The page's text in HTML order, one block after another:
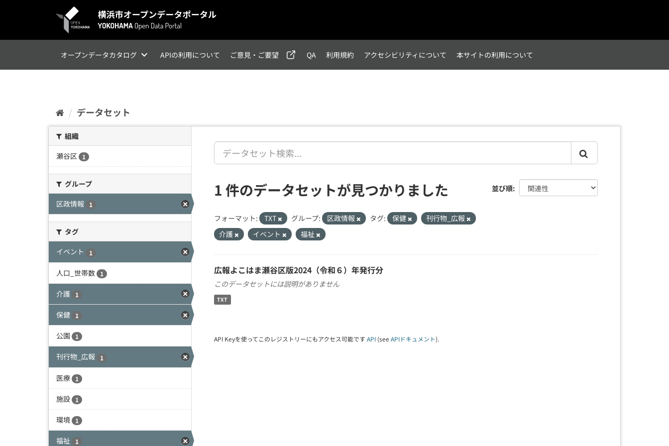
オープンデータカタログ APIの利用について ご意見・ご要望 QA 利用規約 アクセシビリティについて 本サイトの利用について
データセット
組織
瀬谷区
1
グループ
区政情報
1
タグ
イベント
1
人口_世帯数 1
介護 1
保健 1
公園 1
刊行物_広報 1
医療 1
施設 1
環境 1
福祉 1
並び順
1 件のデータセットが見つかりました
フォーマット: TXT グループ: 区政情報 タグ: 保健
刊行物_広報
介護
イベント 福祉
広報よこはま瀬谷区版2024（令和６）年発行分
このデータセットには説明がありません
TXT
API Keyを使ってこのレジストリーにもアクセス可能です API (see APIドキュメント).